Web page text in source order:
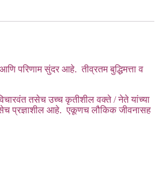
परिणाम सुंदर आहे. तीव्रतम बुद्धिमत्ता व
तसेच उच्च कृतीशील वक्ते / नेते यांच्या
प्रज्ञाशील आहे. एकूणच लौकिक जीवनासह